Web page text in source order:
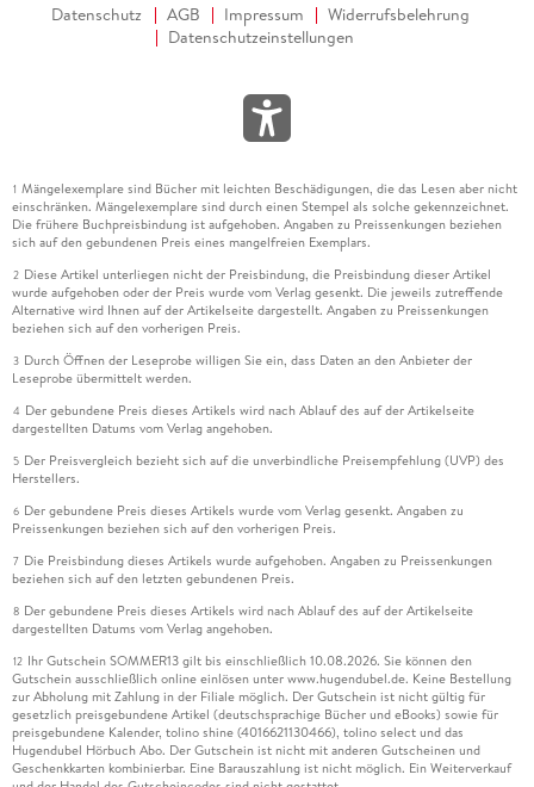
Datenschutz AGB Impressum
Widerrufsbelehrung
Datenschutzeinstellungen
1 Mängelexemplare sind Bücher mit leichten Beschädigungen, die das Lesen aber nicht
einschränken. Mängelexemplare sind durch einen Stempel als solche gekennzeichnet.
Die frühere Buchpreisbindung ist aufgehoben. Angaben zu Preissenkungen beziehen
sich auf den gebundenen Preis eines mangelfreien Exemplars.
2 Diese Artikel unterliegen nicht der Preisbindung, die Preisbindung dieser Artikel
wurde aufgehoben oder der Preis wurde vom Verlag gesenkt. Die jeweils zutreffende
Alternative wird Ihnen auf der Artikelseite dargestellt. Angaben zu Preissenkungen
beziehen sich auf den vorherigen Preis.
3 Durch Öffnen der Leseprobe willigen Sie ein, dass Daten an den Anbieter der
Leseprobe übermittelt werden.
4 Der gebundene Preis dieses Artikels wird nach Ablauf des auf der Artikelseite
dargestellten Datums vom Verlag angehoben.
5 Der Preisvergleich bezieht sich auf die unverbindliche Preisempfehlung (UVP) des
Herstellers.
6 Der gebundene Preis dieses Artikels wurde vom Verlag gesenkt. Angaben zu
Preissenkungen beziehen sich auf den vorherigen Preis.
7 Die Preisbindung dieses Artikels wurde aufgehoben. Angaben zu Preissenkungen
beziehen sich auf den letzten gebundenen Preis.
8 Der gebundene Preis dieses Artikels wird nach Ablauf des auf der Artikelseite
dargestellten Datums vom Verlag angehoben.
12 Ihr Gutschein SOMMER13 gilt bis einschließlich 10.08.2026. Sie können den
Gutschein ausschließlich online einlösen unter www.hugendubel.de. Keine Bestellung
zur Abholung mit Zahlung in der Filiale möglich. Der Gutschein ist nicht gültig für
gesetzlich preisgebundene Artikel (deutschsprachige Bücher und eBooks) sowie für
preisgebundene Kalender, tolino shine (4016621130466), tolino select und das
Hugendubel Hörbuch Abo. Der Gutschein ist nicht mit anderen Gutscheinen und
Geschenkkarten kombinierbar. Eine Barauszahlung ist nicht möglich. Ein Weiterverkauf